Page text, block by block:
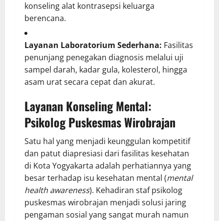
konseling alat kontrasepsi keluarga
berencana.
Layanan Laboratorium Sederhana: Fasilitas
penunjang penegakan diagnosis melalui uji
sampel darah, kadar gula, kolesterol, hingga
asam urat secara cepat dan akurat.
Layanan Konseling Mental:
Psikolog Puskesmas Wirobrajan
Satu hal yang menjadi keunggulan kompetitif
dan patut diapresiasi dari fasilitas kesehatan
di Kota Yogyakarta adalah perhatiannya yang
besar terhadap isu kesehatan mental (mental
health awareness). Kehadiran staf psikolog
puskesmas wirobrajan menjadi solusi jaring
pengaman sosial yang sangat murah namun